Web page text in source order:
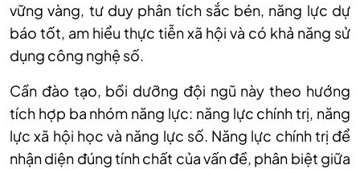
vững vàng, tư duy phân tích sắc bén, năng lực dự
báo tốt, am hiểu thực tiễn xã hội và có khả năng sử
dụng công nghệ số.
Cần đào tạo, bồi dưỡng đội ngũ này theo hướng
tích hợp ba nhóm năng lực: năng lực chính trị, năng
lực xã hội học và năng lực số. Năng lực chính trị để
nhận diện đúng tính chất của vấn đề, phân biệt giữa